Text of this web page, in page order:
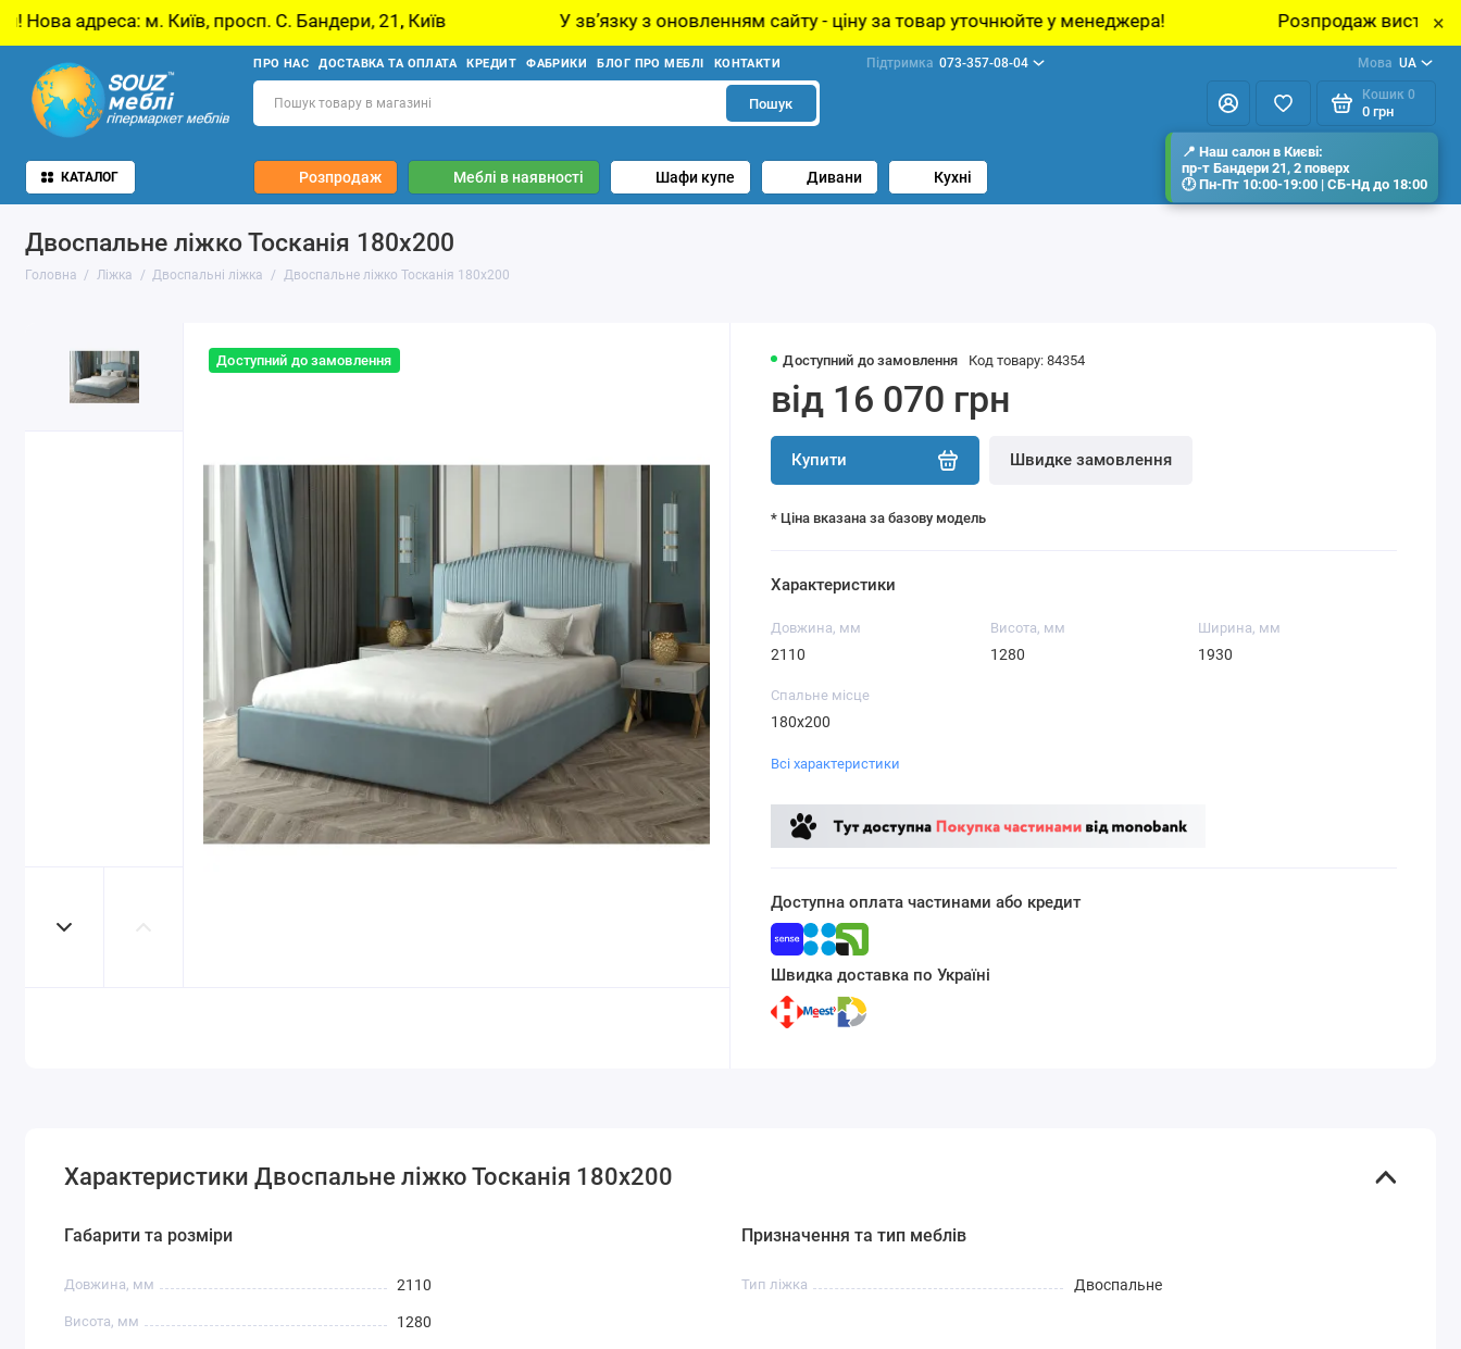
просп. С. Бандери, 21, Київ У звʼязку з оновленням сайту - ціну за товар уточнюйте у менеджера! Розпродаж виставкових зразків меблів
×
ПРО НАС ДОСТАВКА ТА ОПЛАТА КРЕДИТ ФАБРИКИ БЛОГ ПРО МЕБЛІ КОНТАКТИ Підтримка 073-357-08-04 Мова UA
Пошук
Кошик 0
0 грн
КАТАЛОГ Розпродаж Меблі в наявності Шафи купе Дивани Кухні
Двоспальне ліжко Тосканія 180х200
Головна Ліжка Двоспальні ліжка Двоспальне ліжко Тосканія 180х200
Доступний до замовлення Доступний до замовлення Код товару: 84354
від 16 070 грн
Купити Швидке замовлення
* Ціна вказана за базову модель
Характеристики
Довжина, мм
2110
Висота, мм
1280
Ширина, мм
1930
Спальне місце
180х200
Всі характеристики
Доступна оплата частинами або кредит
Швидка доставка по Україні
Характеристики Двоспальне ліжко Тосканія 180х200
Габарити та розміри
Довжина, мм 2110
Висота, мм 1280
Призначення та тип меблів
Тип ліжка Двоспальне